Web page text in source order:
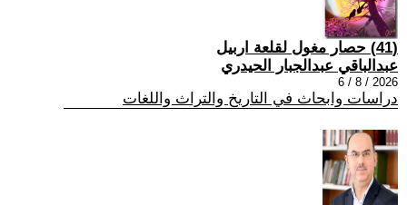
(41) حصار مغول لقلعة اربيل
عبدالباقي عبدالجبار الحيدري
2026 / 8 / 6
دراسات وابحاث في التاريخ والتراث واللغات